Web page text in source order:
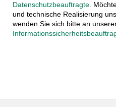
Datenschutzbeauftragte.
und technische Realisierung
wenden Sie sich bitte an